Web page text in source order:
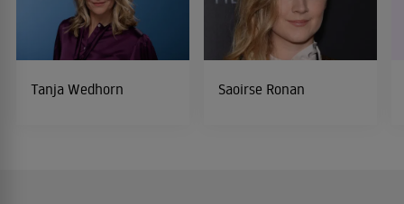
Tanja Wedhorn Saoirse Ronan